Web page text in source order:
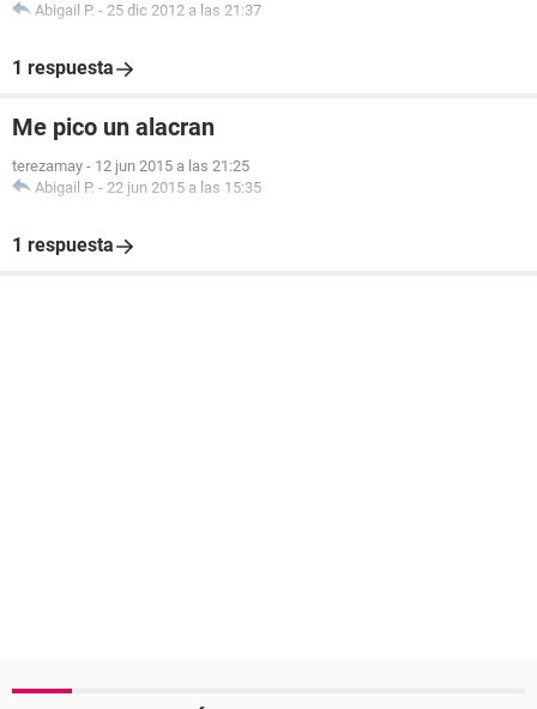
Abigail P. - 25 dic 2012 a las 21:37
1 respuesta
Me pico un alacran
terezamay - 12 jun 2015 a las 21:25
Abigail P. - 22 jun 2015 a las 15:35
1 respuesta